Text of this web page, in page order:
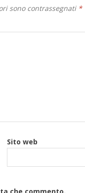
sono contrassegnati *
Sito web